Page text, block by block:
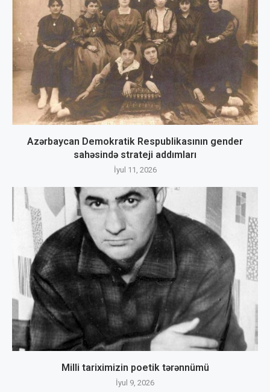
Azərbaycan Demokratik Respublikasının gender
sahəsində strateji addımları
İyul 11, 2026
Milli tariximizin poetik tərənnümü
İyul 9, 2026